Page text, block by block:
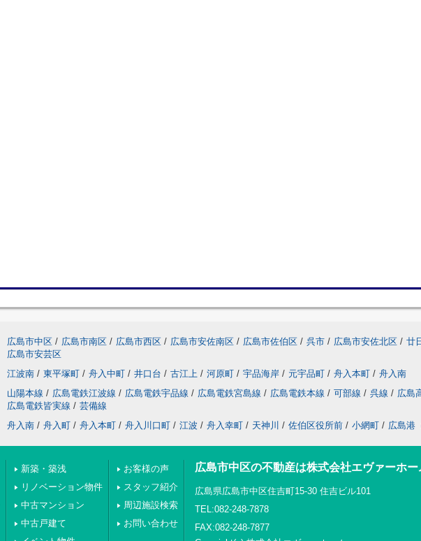
広島市中区 / 広島市南区 / 広島市西区 / 広島市安佐南区 / 広島市佐伯区 / 呉市 / 広島市安佐北区 / 廿
広島市安芸区
江波南 / 東平塚町 / 舟入中町 / 井口台 / 古江上 / 河原町 / 宇品海岸 / 元宇品町 / 舟入本町 / 舟入南
山陽本線 / 広島電鉄江波線 / 広島電鉄宇品線 / 広島電鉄宮島線 / 広島電鉄本線 / 可部線 / 呉線 / 広島
広島電鉄皆実線 / 芸備線
舟入南 / 舟入町 / 舟入本町 / 舟入川口町 / 江波 / 舟入幸町 / 天神川 / 佐伯区役所前 / 小網町 / 広島港
新築・築浅
リノベーション物件
中古マンション
中古戸建て
お客様の声
スタッフ紹介
周辺施設検索
お問い合わせ
広島市中区の不動産は株式会社エヴァーホー
広島県広島市中区住吉町15-30 住吉ビル101
TEL:082-248-7878
FAX:082-248-7877